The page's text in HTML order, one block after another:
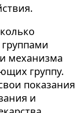
механизма
группу.
показания
и